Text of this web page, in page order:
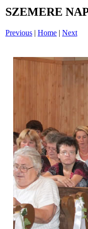
SZEMERE
Previous | Home | Next